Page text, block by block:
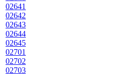
02641
02642
02643
02644
02645
02701
02702
02703